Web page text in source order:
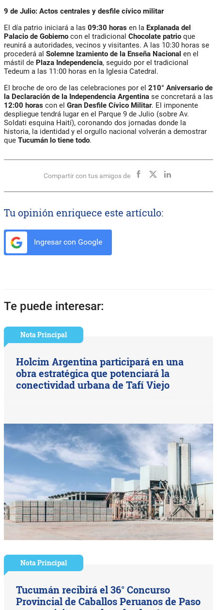
9 de Julio: Actos centrales y desfile cívico militar
El día patrio iniciará a las 09:30 horas en la Explanada del
Palacio de Gobierno con el tradicional Chocolate patrio que
reunirá a autoridades, vecinos y visitantes. A las 10:30 horas se
procederá al Solemne Izamiento de la Enseña Nacional en el
mástil de Plaza Independencia, seguido por el tradicional
Tedeum a las 11:00 horas en la Iglesia Catedral.
El broche de oro de las celebraciones por el 210° Aniversario de
la Declaración de la Independencia Argentina se concretará a las
12:00 horas con el Gran Desfile Cívico Militar. El imponente
despliegue tendrá lugar en el Parque 9 de Julio (sobre Av.
Soldati esquina Haití), coronando dos jornadas donde la
historia, la identidad y el orgullo nacional volverán a demostrar
que Tucumán lo tiene todo.
Compartir con tus amigos de
Tu opinión enriquece este artículo:
Ingresar con Google
Te puede interesar:
Nota Principal
Holcim Argentina participará en una
obra estratégica que potenciará la
conectividad urbana de Tafí Viejo
Nota Principal
Tucumán recibirá el 36° Concurso
Provincial de Caballos Peruanos de Paso